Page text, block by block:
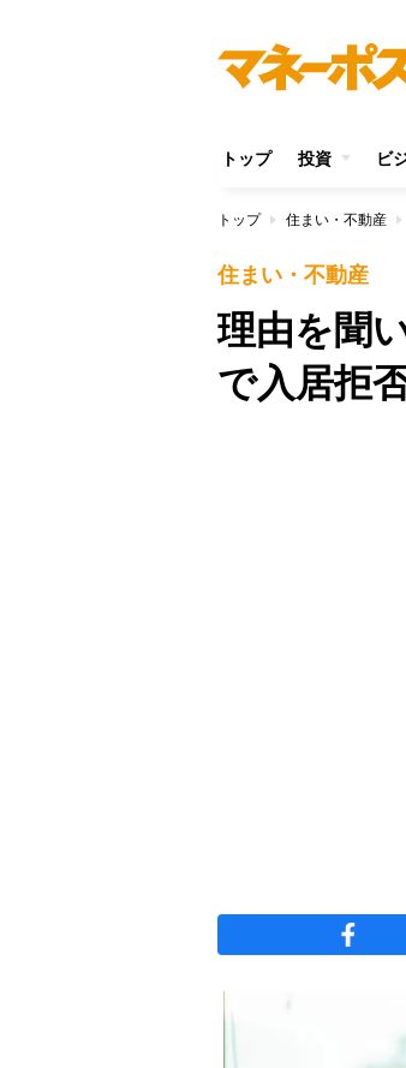
トップ 投資 ビ
トップ 住まい・不動産
住まい・不動産
理由を聞
で入居拒